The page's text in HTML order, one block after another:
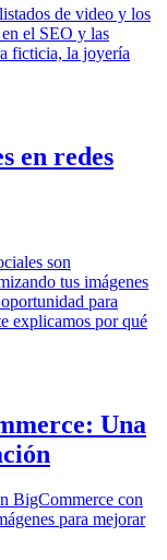
de video y los
el SEO y las
ficticia, la joyería
en redes
son
tus imágenes
para
explicamos por qué
Una
BigCommerce con
para mejorar